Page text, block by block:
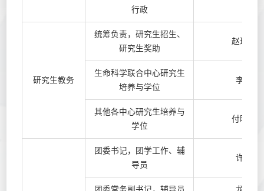
行政
研究生教务
统筹负责，研究生招生、
研究生奖助
赵瑞颖
生命科学联合中心研究生
培养与学位
李辉
其他各中心研究生培养与
学位
付晓艺
团委书记，团学工作、辅
导员
许可